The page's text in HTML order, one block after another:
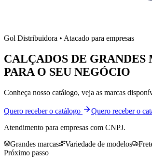
Gol Distribuidora • Atacado para empresas
CALÇADOS DE GRANDES
PARA O SEU NEGÓCIO
Conheça nosso catálogo, veja as marcas
Quero receber o catálogo
Quero receber o
Atendimento para empresas com CNPJ.
Grandes marcas
Variedade de modelos
Próximo passo